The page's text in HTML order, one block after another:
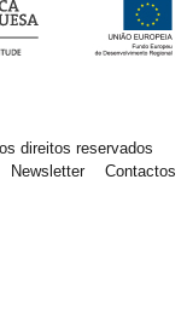
direitos reservados
Newsletter Contactos